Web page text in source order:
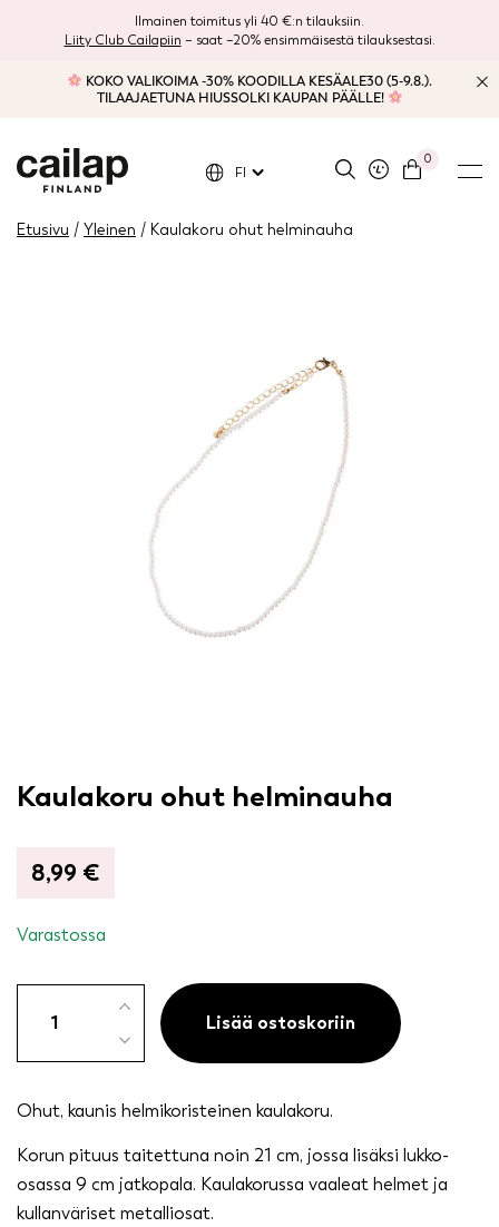
Ilmainen toimitus yli 40 €:n tilauksiin.
Liity Club Cailapiin – saat –20% ensimmäisestä tilauksestasi.
KOKO VALIKOIMA -30% KOODILLA KESÄALE30 (5-9.8.).
TILAAJAETUNA HIUSSOLKI KAUPAN PÄÄLLE!
0
FI
Etusivu / Yleinen / Kaulakoru ohut helminauha
Kaulakoru ohut helminauha
8,99 €
Varastossa
ohut
Lisää ostoskoriin
Ohut, kaunis helmikoristeinen kaulakoru.
Korun pituus taitettuna noin 21 cm, jossa lisäksi lukko-
osassa 9 cm jatkopala. Kaulakorussa vaaleat helmet ja
kullanväriset metalliosat.